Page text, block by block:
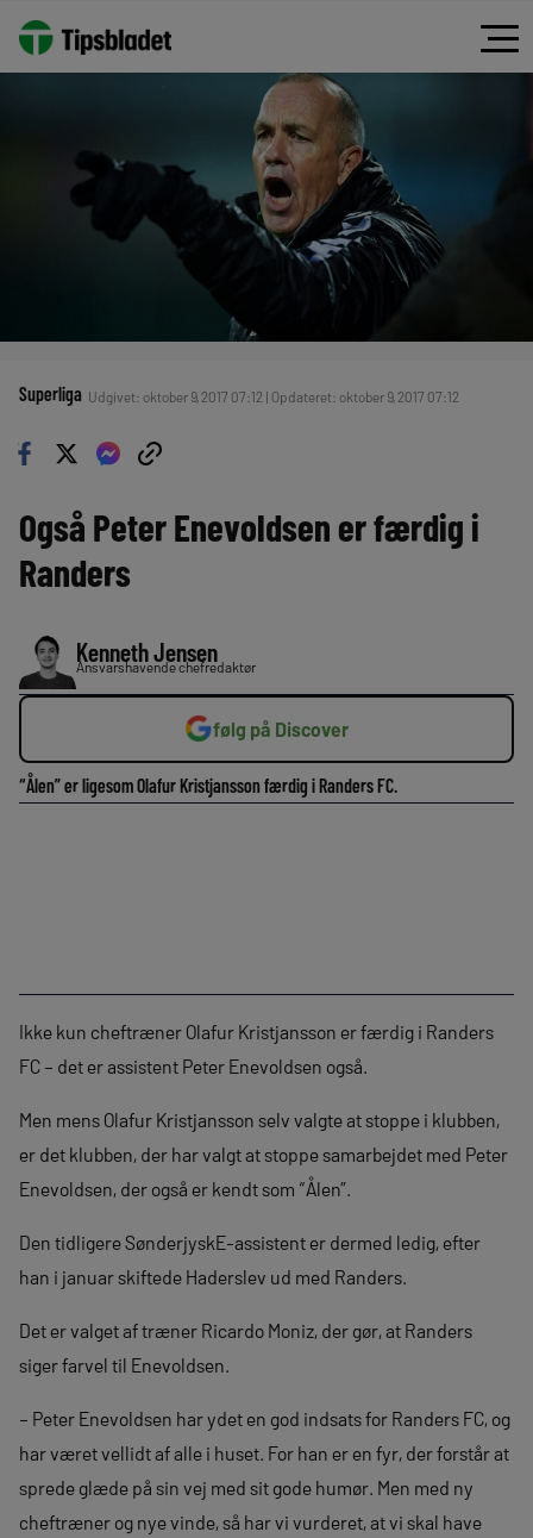
Superliga Udgivet: oktober 9, 2017 07:12 | Opdateret: oktober 9, 2017 07:12
Også Peter Enevoldsen er færdig i
Randers
Kenneth Jensen
Ansvarshavende chefredaktør
følg på Discover
“Ålen” er ligesom Olafur Kristjansson færdig i Randers FC.
Ikke kun cheftræner Olafur Kristjansson er færdig i Randers
FC – det er assistent Peter Enevoldsen også.
Men mens Olafur Kristjansson selv valgte at stoppe i klubben,
er det klubben, der har valgt at stoppe samarbejdet med Peter
Enevoldsen, der også er kendt som “Ålen”.
Den tidligere SønderjyskE-assistent er dermed ledig, efter
han i januar skiftede Haderslev ud med Randers.
Det er valget af træner Ricardo Moniz, der gør, at Randers
siger farvel til Enevoldsen.
– Peter Enevoldsen har ydet en god indsats for Randers FC, og
har været vellidt af alle i huset. For han er en fyr, der forstår at
sprede glæde på sin vej med sit gode humør. Men med ny
cheftræner og nye vinde, så har vi vurderet, at vi skal have